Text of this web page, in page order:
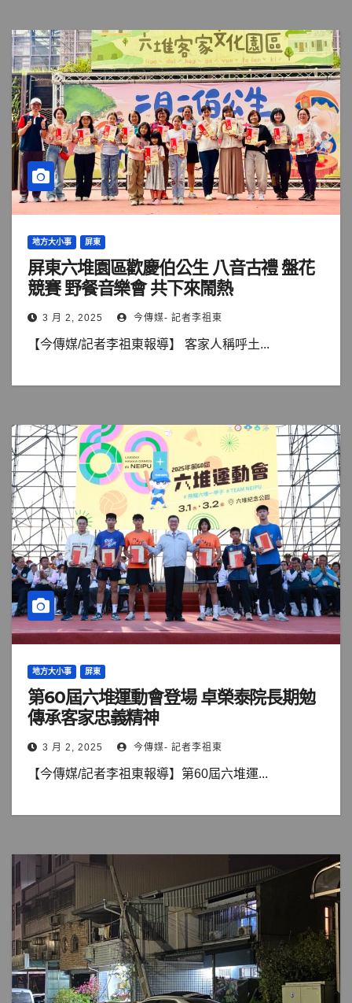
地方大小事 屏東
屏東六堆園區歡慶伯公生 八音古禮 盤花
競賽 野餐音樂會 共下來鬧熱
3 月 2, 2025 今傳媒- 記者李祖東
【今傳媒/記者李祖東報導】 客家人稱呼土...
地方大小事 屏東
第60屆六堆運動會登場 卓榮泰院長期勉
傳承客家忠義精神
3 月 2, 2025 今傳媒- 記者李祖東
【今傳媒/記者李祖東報導】第60屆六堆運...